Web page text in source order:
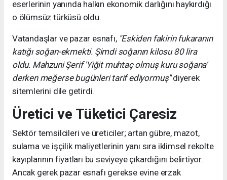
eserlerinin yanında halkın ekonomik darlığını haykırdığı
o ölümsüz türküsü oldu.
Vatandaşlar ve pazar esnafı, "Eskiden fakirin fukaranın
katığı soğan-ekmekti. Şimdi soğanın kilosu 80 lira
oldu. Mahzuni Şerif 'Yiğit muhtaç olmuş kuru soğana'
derken meğerse bugünleri tarif ediyormuş"diyerek
sitemlerini dile getirdi.
Üretici ve Tüketici Çaresiz
Sektör temsilcileri ve üreticiler; artan gübre, mazot,
sulama ve işçilik maliyetlerinin yanı sıra iklimsel rekolte
kayıplarının fiyatları bu seviyeye çıkardığını belirtiyor.
Ancak gerek pazar esnafı gerekse evine erzak